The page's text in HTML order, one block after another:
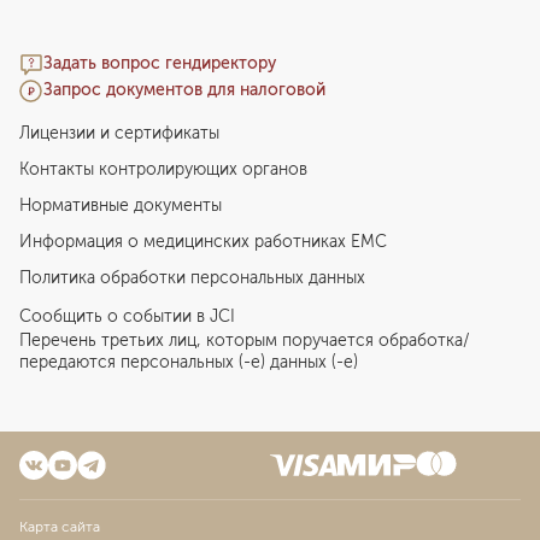
Задать вопрос гендиректору
Запрос документов для налоговой
Лицензии и сертификаты
Контакты контролирующих органов
Нормативные документы
Информация о медицинских работниках EMC
Политика обработки персональных данных
Сообщить о событии в JCI
Перечень третьих лиц, которым поручается обработка/
передаются персональных (-е) данных (-е)
Карта сайта